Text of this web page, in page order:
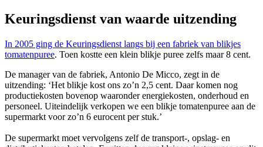
Keuringsdienst van waarde uitzending
In 2005 ging de Keuringsdienst langs bij een fabriek van blikjes
tomatenpuree. Toen kostte een klein blikje puree zelfs maar 8 cent.
De manager van de fabriek, Antonio De Micco, zegt in de
uitzending: ‘Het blikje kost ons zo’n 2,5 cent. Daar komen nog
productiekosten bovenop waaronder energiekosten, onderhoud en
personeel. Uiteindelijk verkopen we een blikje tomatenpuree aan de
supermarkt voor zo’n 6 eurocent per stuk.’
De supermarkt moet vervolgens zelf de transport-, opslag- en